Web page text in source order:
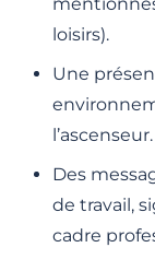
loisirs).
Une
l’ascenseur.
Des
de travail,
cadre